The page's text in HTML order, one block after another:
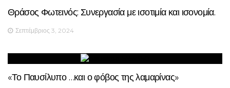
Θράσος Φωτεινός: Συνεργασία με ισοτιμία και ισονομία.
Σεπτέμβριος 3, 2024
«Το Παυσίλυπο …και ο φόβος της λαμαρίνας»